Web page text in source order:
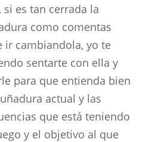
si es tan cerrada la
como comentas
ir cambiandola, yo te
sentarte con ella y
para que entienda bien
actual y las
que está teniendo
y el objetivo al que